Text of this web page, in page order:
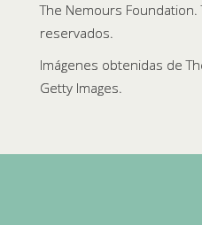
The Nemours
reservados.
Imágenes obtenidas de
Getty Images.